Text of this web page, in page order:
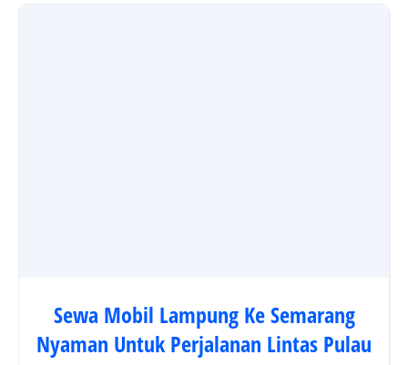
Sewa Mobil Lampung Ke Semarang
Nyaman Untuk Perjalanan Lintas Pulau